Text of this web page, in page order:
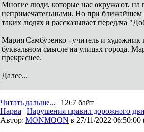
Многие люди, которые нас окружают, на
непримечательными. Но при ближайшем
таких людях и рассказывает передача
Мария Самбуренко - учитель и художник
буквальном смысле на улицах города.
прекраснее.
Далее...
Читать дальше... | 1267 байт
Нарва : Нарушения правил дорожного
Автор: MONMOON в 27/11/2022 06:50:00